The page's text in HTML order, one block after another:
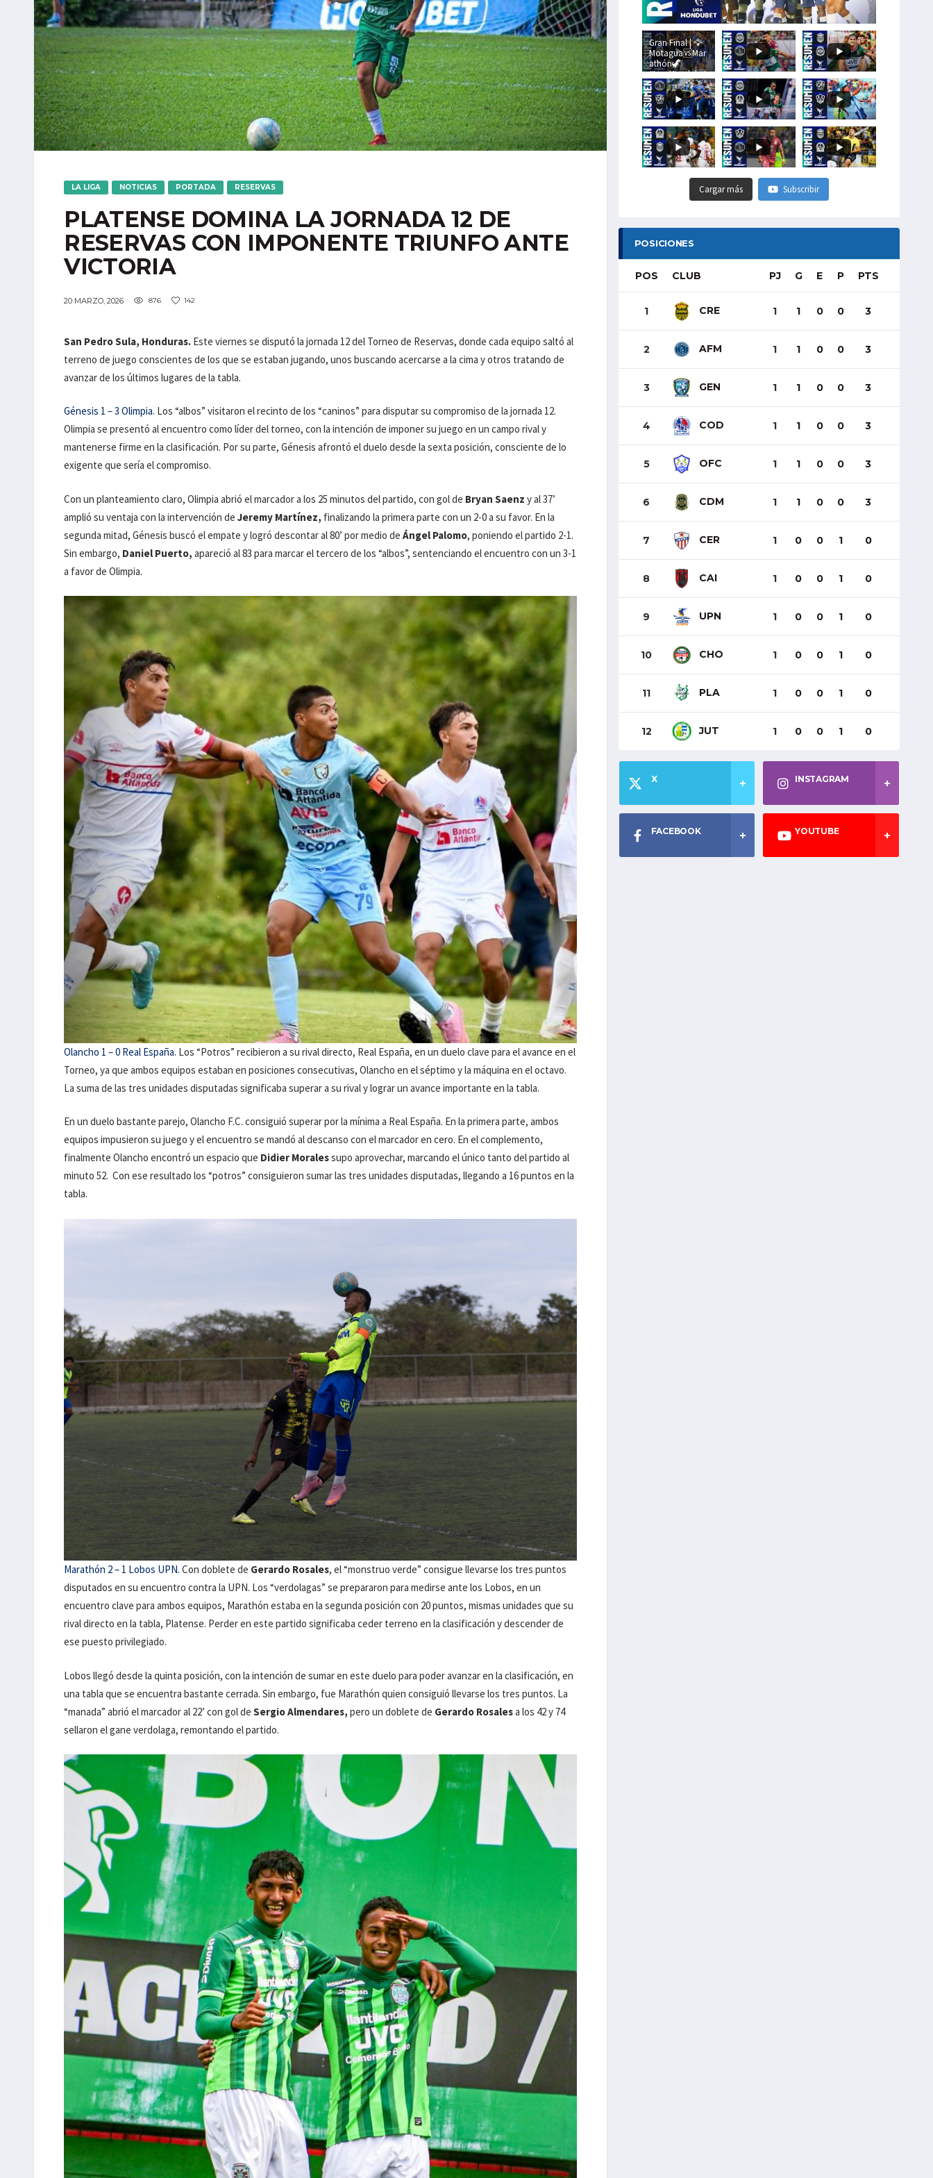
LA LIGA NOTICIAS PORTADA RESERVAS
PLATENSE DOMINA LA JORNADA 12 DE
RESERVAS CON IMPONENTE TRIUNFO ANTE
VICTORIA
20 MARZO, 2026 876 142
San Pedro Sula, Honduras. Este viernes se disputó la jornada 12 del Torneo de Reservas, donde cada equipo saltó al
terreno de juego conscientes de los que se estaban jugando, unos buscando acercarse a la cima y otros tratando de
avanzar de los últimos lugares de la tabla.
Génesis 1 – 3 Olimpia. Los “albos” visitaron el recinto de los “caninos” para disputar su compromiso de la jornada 12.
Olimpia se presentó al encuentro como líder del torneo, con la intención de imponer su juego en un campo rival y
mantenerse firme en la clasificación. Por su parte, Génesis afrontó el duelo desde la sexta posición, consciente de lo
exigente que sería el compromiso.
Con un planteamiento claro, Olimpia abrió el marcador a los 25 minutos del partido, con gol de Bryan Saenz y al 37’
amplió su ventaja con la intervención deJeremy Martínez, finalizando la primera parte con un 2-0 a su favor. En la
segunda mitad, Génesis buscó el empate y logró descontar al 80’ por medio deÁngel Palomo, poniendo el partido 2-1.
Sin embargo, Daniel Puerto, apareció al 83 para marcar el tercero de los “albos”, sentenciando el encuentro con un 3-1
a favor de Olimpia.
Olancho 1 – 0 Real España. Los “Potros” recibieron a su rival directo, Real España, en un duelo clave para el avance en el
Torneo, ya que ambos equipos estaban en posiciones consecutivas, Olancho en el séptimo y la máquina en el octavo.
La suma de las tres unidades disputadas significaba superar a su rival y lograr un avance importante en la tabla.
En un duelo bastante parejo, Olancho F.C. consiguió superar por la mínima a Real España. En la primera parte, ambos
equipos impusieron su juego y el encuentro se mandó al descanso con el marcador en cero. En el complemento,
finalmente Olancho encontró un espacio que Didier Moralessupo aprovechar, marcando el único tanto del partido al
minuto 52. Con ese resultado los “potros” consiguieron sumar las tres unidades disputadas, llegando a 16 puntos en la
tabla.
Marathón 2 – 1 Lobos UPN. Con doblete de Gerardo Rosales, el “monstruo verde” consigue llevarse los tres puntos
disputados en su encuentro contra la UPN. Los “verdolagas” se prepararon para medirse ante los Lobos, en un
encuentro clave para ambos equipos, Marathón estaba en la segunda posición con 20 puntos, mismas unidades que su
rival directo en la tabla, Platense. Perder en este partido significaba ceder terreno en la clasificación y descender de
ese puesto privilegiado.
Lobos llegó desde la quinta posición, con la intención de sumar en este duelo para poder avanzar en la clasificación, en
una tabla que se encuentra bastante cerrada. Sin embargo, fue Marathón quien consiguió llevarse los tres puntos. La
“manada” abrió el marcador al 22’ con gol deSergio Almendares,pero un doblete de Gerardo Rosalesa los 42 y 74
sellaron el gane verdolaga, remontando el partido.
Gran Final | 🦅
Motagua🆚Mar
athón🦖
#LigaHondubet
Cargar más Subscribir
POSICIONES
POS CLUB PJ G E P PTS
1 CRE 1 1 0 0 3
2 AFM 1 1 0 0 3
3 GEN 1 1 0 0 3
4 COD 1 1 0 0 3
5 OFC 1 1 0 0 3
6 CDM 1 1 0 0 3
7 CER 1 0 0 1 0
8 CAI 1 0 0 1 0
9 UPN 1 0 0 1 0
10 CHO 1 0 0 1 0
11 PLA 1 0 0 1 0
12 JUT 1 0 0 1 0
X INSTAGRAM
FACEBOOK YOUTUBE